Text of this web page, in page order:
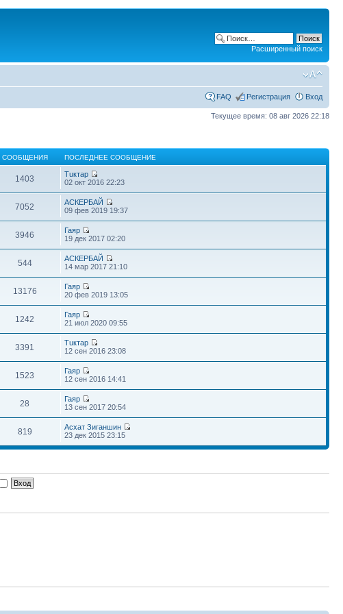
Расширенный поиск
FAQ Регистрация Вход
Текущее время: 08 авг 2026 22:18
СООБЩЕНИЯ ПОСЛЕДНЕЕ СООБЩЕНИЕ
1403
Тuктар
02 окт 2016 22:23
7052
АСКЕРБАЙ
09 фев 2019 19:37
3946
Гаяр
19 дек 2017 02:20
544
АСКЕРБАЙ
14 мар 2017 21:10
13176
Гаяр
20 фев 2019 13:05
1242
Гаяр
21 июл 2020 09:55
3391
Тuктар
12 сен 2016 23:08
1523
Гаяр
12 сен 2016 14:41
28
Гаяр
13 сен 2017 20:54
819
Асхат Зиганшин
23 дек 2015 23:15